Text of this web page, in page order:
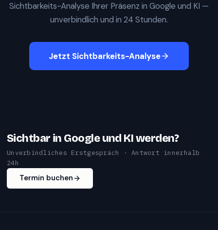
Sichtbarkeits-Analyse Ihrer Präsenz in Google und KI —
unverbindlich und in 24 Stunden.
Jetzt Sichtbarkeits-Analyse
Sichtbar in Google und KI werden?
Unverbindliches Erstgespräch · Antwort innerhalb
24h
Termin buchen